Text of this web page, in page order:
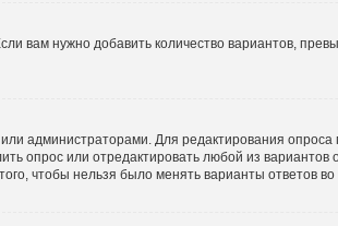
вам нужно добавить количество вариантов,
администраторами. Для редактирования
опрос или отредактировать любой из вариантов
чтобы нельзя было менять варианты ответов